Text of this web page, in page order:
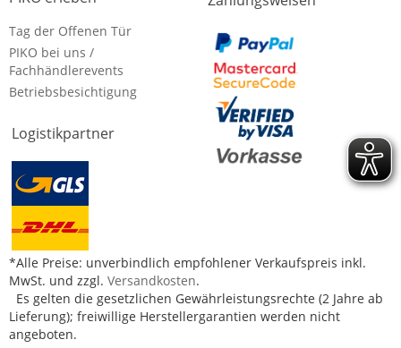
Tag der Offenen Tür
PIKO bei uns /
Fachhändlerevents
Betriebsbesichtigung
Logistikpartner
*Alle Preise: unverbindlich empfohlener Verkaufspreis inkl.
MwSt. und zzgl. Versandkosten.
Es gelten die gesetzlichen Gewährleistungsrechte (2 Jahre ab
Lieferung); freiwillige Herstellergarantien werden nicht
angeboten.